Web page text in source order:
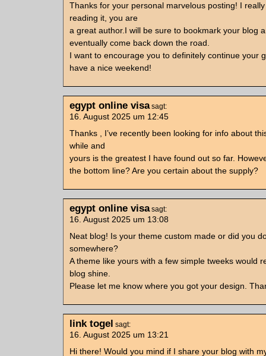
Thanks for your personal marvelous posting! I
reading it, you are
a great author.I will be sure to bookmark your blog
eventually come back down the road.
I want to encourage you to definitely continue your
have a nice weekend!
egypt online visa sagt:
16. August 2025 um 12:45
Thanks , I’ve recently been looking for info about
while and
yours is the greatest I have found out so far.
the bottom line? Are you certain about the supply?
egypt online visa sagt:
16. August 2025 um 13:08
Neat blog! Is your theme custom made or did you
somewhere?
A theme like yours with a few simple tweeks would
blog shine.
Please let me know where you got your design.
link togel sagt:
16. August 2025 um 13:21
Hi there! Would you mind if I share your blog with